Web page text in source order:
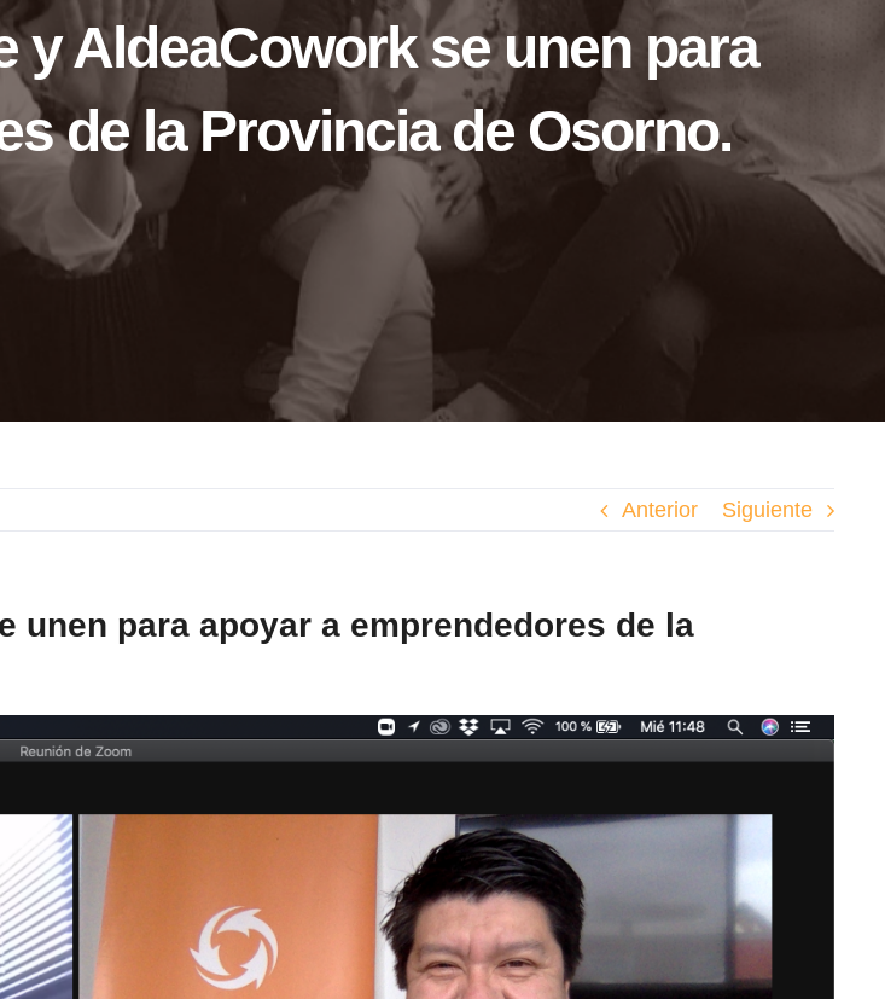
y AldeaCowork se unen para
de la Provincia de Osorno.
Anterior Siguiente
unen para apoyar a emprendedores de la